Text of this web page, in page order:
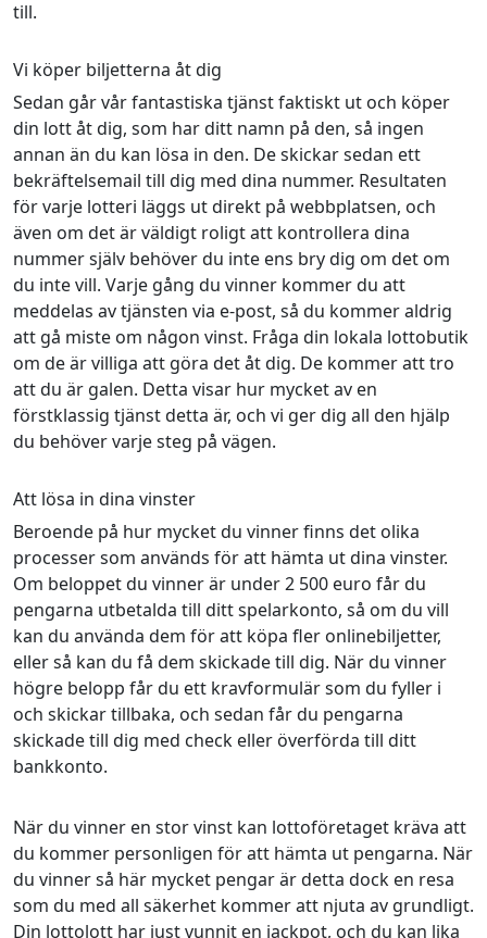
till.
Vi köper biljetterna åt dig
Sedan går vår fantastiska tjänst faktiskt ut och köper
din lott åt dig, som har ditt namn på den, så ingen
annan än du kan lösa in den. De skickar sedan ett
bekräftelsemail till dig med dina nummer. Resultaten
för varje lotteri läggs ut direkt på webbplatsen, och
även om det är väldigt roligt att kontrollera dina
nummer själv behöver du inte ens bry dig om det om
du inte vill. Varje gång du vinner kommer du att
meddelas av tjänsten via e-post, så du kommer aldrig
att gå miste om någon vinst. Fråga din lokala lottobutik
om de är villiga att göra det åt dig. De kommer att tro
att du är galen. Detta visar hur mycket av en
förstklassig tjänst detta är, och vi ger dig all den hjälp
du behöver varje steg på vägen.
Att lösa in dina vinster
Beroende på hur mycket du vinner finns det olika
processer som används för att hämta ut dina vinster.
Om beloppet du vinner är under 2 500 euro får du
pengarna utbetalda till ditt spelarkonto, så om du vill
kan du använda dem för att köpa fler onlinebiljetter,
eller så kan du få dem skickade till dig. När du vinner
högre belopp får du ett kravformulär som du fyller i
och skickar tillbaka, och sedan får du pengarna
skickade till dig med check eller överförda till ditt
bankkonto.
När du vinner en stor vinst kan lottoföretaget kräva att
du kommer personligen för att hämta ut pengarna. När
du vinner så här mycket pengar är detta dock en resa
som du med all säkerhet kommer att njuta av grundligt.
Din lottolott har just vunnit en jackpot, och du kan lika